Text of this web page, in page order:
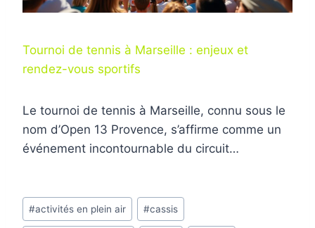
Tournoi de tennis à Marseille : enjeux et
rendez-vous sportifs
Le tournoi de tennis à Marseille, connu sous le
nom d’Open 13 Provence, s’affirme comme un
événement incontournable du circuit…
Étiquettes
de
#activités en plein air #cassis